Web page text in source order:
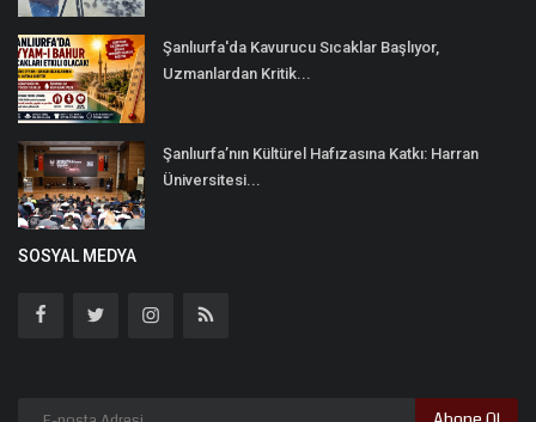
Şanlıurfa'da Kavurucu Sıcaklar Başlıyor,
Uzmanlardan Kritik...
Şanlıurfa’nın Kültürel Hafızasına Katkı: Harran
Üniversitesi...
SOSYAL MEDYA